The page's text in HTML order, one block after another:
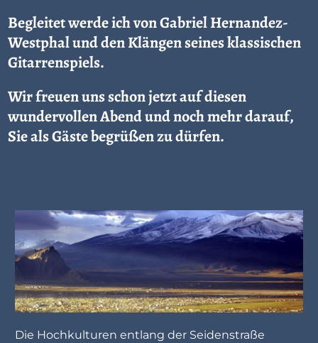
Begleitet werde ich von Gabriel Hernandez-
Westphal und den Klängen seines klassischen
Gitarrenspiels.
Wir freuen uns schon jetzt auf diesen
wundervollen Abend und noch mehr darauf,
Sie als Gäste begrüßen zu dürfen.
Die Hochkulturen entlang der Seidenstraße